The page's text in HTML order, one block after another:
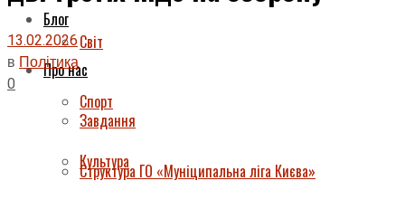
Блог
Про нас
Завдання
Структура ГО «Муніципальна ліга Києва»
Світ
Спорт
Культура
13.02.2026
в Політика
0